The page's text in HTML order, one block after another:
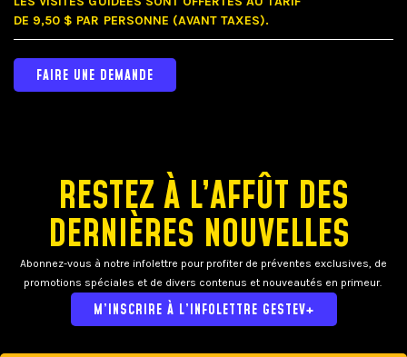
DE 9,50 $ PAR PERSONNE (AVANT TAXES).
FAIRE UNE DEMANDE
RESTEZ À L’AFFÛT DES
DERNIÈRES NOUVELLES
Abonnez-vous à notre infolettre pour profiter de préventes exclusives, de
promotions spéciales et de divers contenus et nouveautés en primeur.
M’INSCRIRE À L’INFOLETTRE GESTEV+